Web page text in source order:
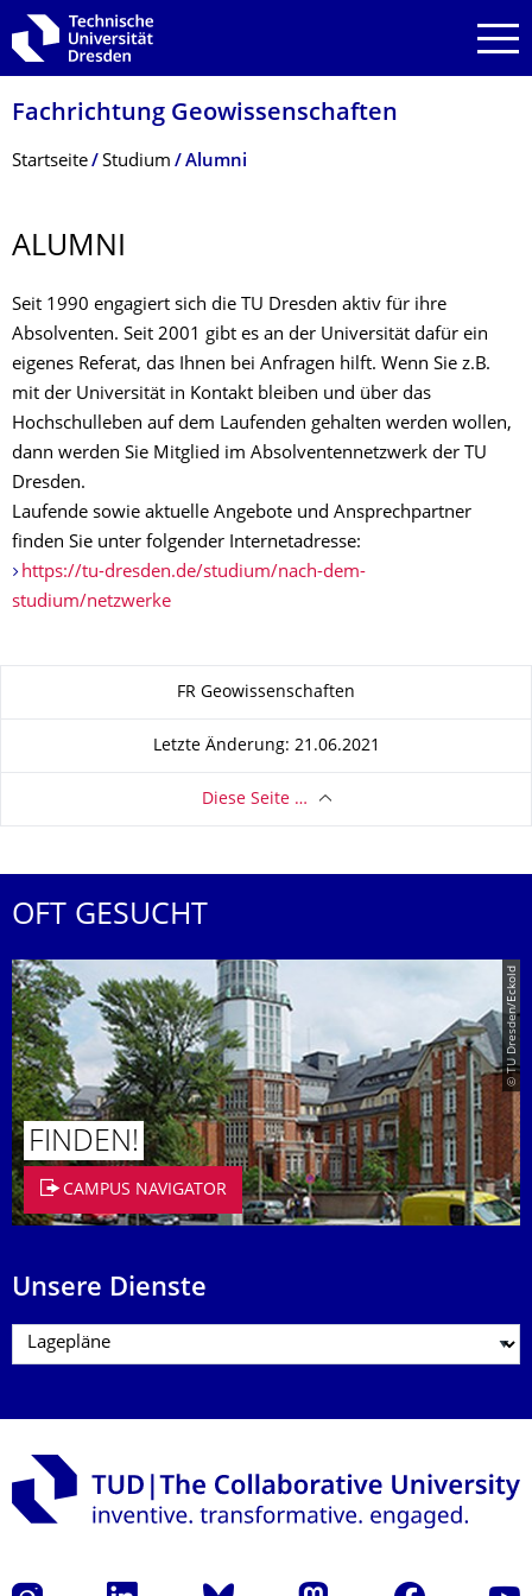
Zur Hauptnavigation springen
Zur Suche springen
Zum Inhalt springen
Fachrichtung Geowissenschaften
Breadcrumb-Menü
Startseite Studium Alumni
ALUMNI
Seit 1990 engagiert sich die TU Dresden aktiv für ihre
Absolventen. Seit 2001 gibt es an der Universität dafür ein
eigenes Referat, das Ihnen bei Anfragen hilft. Wenn Sie z.B.
mit der Universität in Kontakt bleiben und über das
Hochschulleben auf dem Laufenden gehalten werden wollen,
dann werden Sie Mitglied im Absolventennetzwerk der TU
Dresden.
Laufende sowie aktuelle Angebote und Ansprechpartner
finden Sie unter folgender Internetadresse:
https://tu-dresden.de/studium/nach-dem-
studium/netzwerke
Zu dieser SeiteFR Geowissenschaften
Letzte Änderung: 21.06.2021
Diese Seite …
OFT GESUCHT
© TU Dresden/Eckold
FINDEN!
CAMPUS NAVIGATOR
Unsere Dienste
Instagram LinkedIn Bluesky Mastodon Facebook